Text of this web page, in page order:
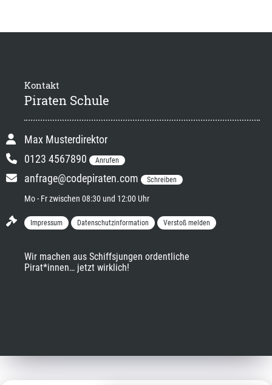
Kontakt
Piraten Schule
Max Musterdirektor
0123 4567890
Anrufen
anfrage@codepiraten.com Schreiben
Mo - Fr zwischen 08:30 und 12:00 Uhr
Impressum Datenschutzinformation Verstoß melden
Wir machen aus Schiffsjungen ordentliche
Pirat*innen… jetzt wirklich!